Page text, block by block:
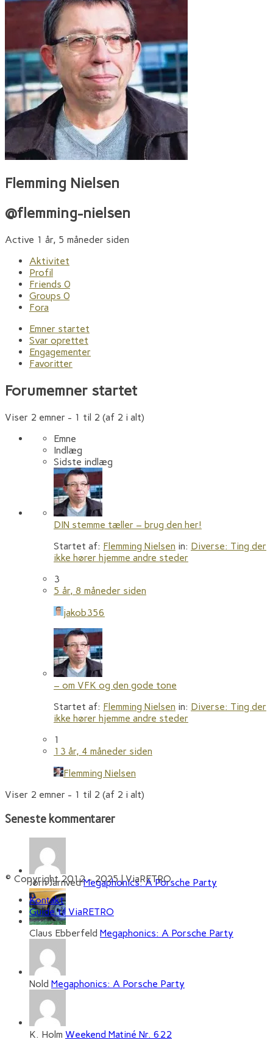
Flemming Nielsen
@flemming-nielsen
Active 1 år, 5 måneder siden
Aktivitet
Profil
Friends 0
Groups 0
Fora
Emner startet
Svar oprettet
Engagementer
Favoritter
Forumemner startet
Viser 2 emner - 1 til 2 (af 2 i alt)
Emne
Indlæg
Sidste indlæg
DIN stemme tæller – brug den her!
Startet af: Flemming Nielsen in: Diverse: Ting der
ikke hører hjemme andre steder
3
5 år, 8 måneder siden
jakob356
– om VFK og den gode tone
Startet af: Flemming Nielsen in: Diverse: Ting der
ikke hører hjemme andre steder
1
13 år, 4 måneder siden
Flemming Nielsen
Viser 2 emner - 1 til 2 (af 2 i alt)
Seneste kommentarer
Jørn JarnvedMegaphonics: A Porsche Party
Claus Ebberfeld Megaphonics: A Porsche Party
Nold Megaphonics: A Porsche Party
K. Holm Weekend Matiné Nr. 622
© Copyright 2012 - 2025 | ViaRETRO
Kontakt
Guide til ViaRETRO